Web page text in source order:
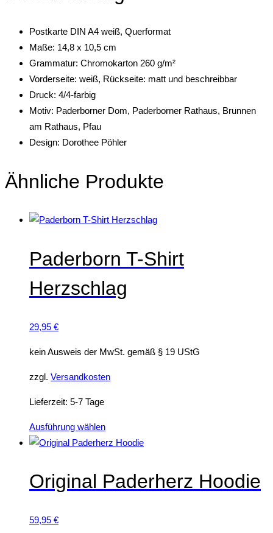
Postkarte DIN A4 weiß, Querformat
Maße: 14,8 x 10,5 cm
Grammatur: Chromokarton 260 g/m²
Vorderseite: weiß, Rückseite: matt und beschreibbar
Druck: 4/4-farbig
Motiv: Paderborner Dom, Paderborner Rathaus, Brunnen
am Rathaus, Pfau
Design: Dorothee Pöhler
Ähnliche Produkte
Paderborn T-Shirt
Herzschlag
29,95 €
kein Ausweis der MwSt. gemäß § 19 UStG
zzgl. Versandkosten
Lieferzeit: 5-7 Tage
Ausführung wählenDieses
Produkt
mehrere
Varianten
Original Paderherz Hoodie
59,95 €